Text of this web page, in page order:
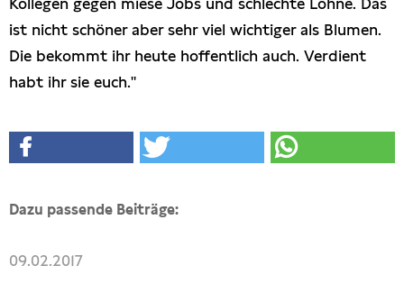
Kollegen gegen miese Jobs und schlechte Löhne. Das
ist nicht schöner aber sehr viel wichtiger als Blumen.
Die bekommt ihr heute hoffentlich auch. Verdient
habt ihr sie euch."
Dazu passende Beiträge:
09.02.2017